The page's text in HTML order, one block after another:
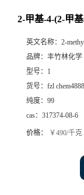
2-甲基-4-(2-甲
英文名称： 2-
品牌： 丰竹林化学
型号： 1
货号： fzl chem4888
纯度： 99
cas： 317374-08-6
价格： ￥490/千克